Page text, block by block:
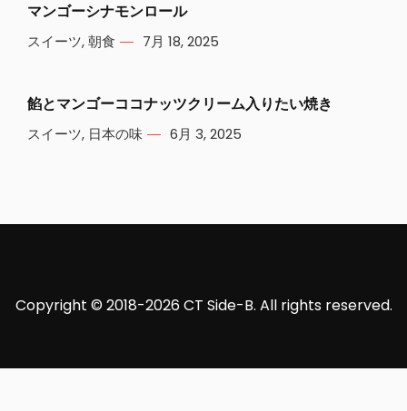
マンゴーシナモンロール
スイーツ,朝食 7月 18, 2025
餡とマンゴーココナッツクリーム入りたい焼き
スイーツ, 日本の味 6月 3, 2025
Copyright © 2018-2026 CT Side-B. All rights reserved.